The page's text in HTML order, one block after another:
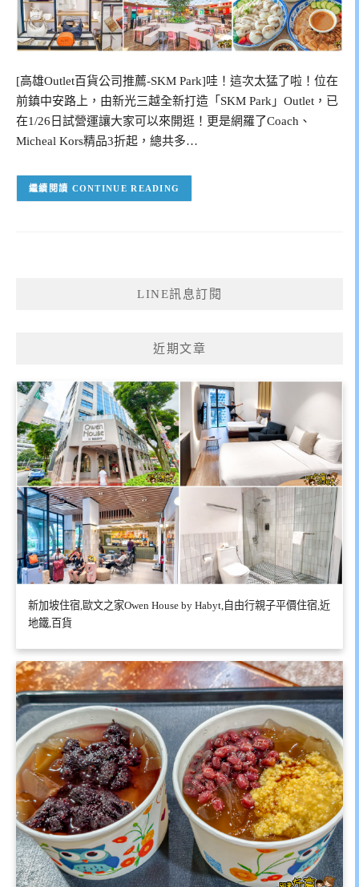
[高雄Outlet百貨公司推薦-SKM Park]哇！這次太猛了啦！位在
前鎮中安路上，由新光三越全新打造「SKM Park」Outlet，已
在1/26日試營運讓大家可以來開逛！更是網羅了Coach、
Micheal Kors精品3折起，總共多…
CONTINUE READING
LINE訊息訂閱
近期文章
新加坡住宿,歐文之家Owen House by Habyt,自由行親子平價住宿,近
地鐵,百貨